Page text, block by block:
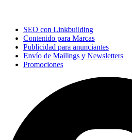
SEO con Linkbuilding
Contenido para Marcas
Publicidad para anunciantes
Envío de Mailings y Newsletters
Promociones